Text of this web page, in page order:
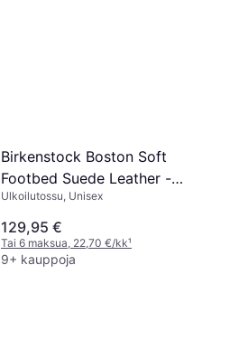
Birkenstock Boston Soft
Footbed Suede Leather -
Taupe
Ulkoilutossu, Unisex
129,95 €
Tai 6 maksua, 22,70 €/kk¹
9+ kauppoja